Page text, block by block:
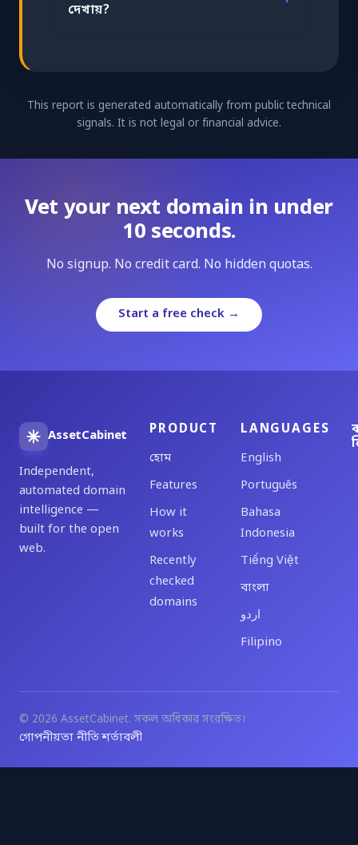
দেখায়?
This report is generated automatically from public technical
signals. It is not legal or financial advice.
Vet your next domain in under
10 seconds.
No signup. No credit card. No hidden quotas.
Start a free check →
AssetCabinet
Independent,
automated domain
intelligence —
built for the open
web.
PRODUCT
হোম
Features
How it
works
Recently
checked
domains
LANGUAGES
English
Português
Bahasa
Indonesia
Tiếng Việt
বাংলা
اردو
Filipino
© 2026 AssetCabinet. সকল অধিকার সংরক্ষিত।
গোপনীয়তা নীতি·শর্তাবলী